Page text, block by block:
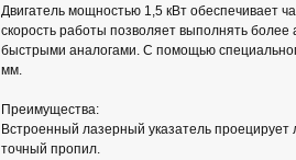
Двигатель мощностью 1,5 кВт обеспечивает
скорость работы позволяет выполнять
быстрыми аналогами. С помощью
мм.
Преимущества:
Встроенный лазерный указатель
точный пропил.